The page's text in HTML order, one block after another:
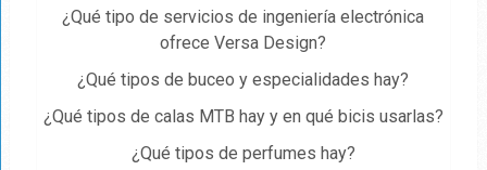
¿Qué tipo de servicios de ingeniería electrónica
ofrece Versa Design?
¿Qué tipos de buceo y especialidades hay?
¿Qué tipos de calas MTB hay y en qué bicis usarlas?
¿Qué tipos de perfumes hay?